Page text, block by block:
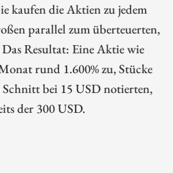
kaufen die Aktien zu jedem
parallel zum überteuerten,
Resultat: Eine Aktie wie
rund 1.600% zu, Stücke
bei 15 USD notierten,
der 300 USD.